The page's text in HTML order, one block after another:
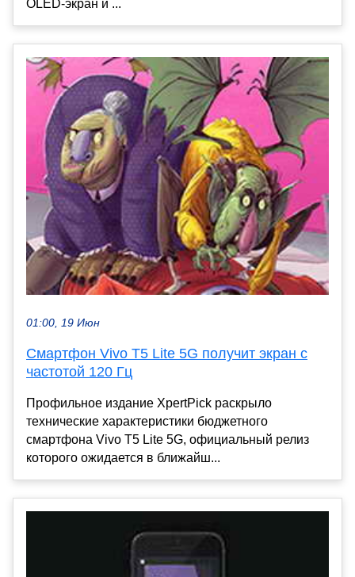
OLED-экран и ...
01:00, 19 Июн
Смартфон Vivo T5 Lite 5G получит экран с
частотой 120 Гц
Профильное издание XpertPick раскрыло
технические характеристики бюджетного
смартфона Vivo T5 Lite 5G, официальный релиз
которого ожидается в ближайш...